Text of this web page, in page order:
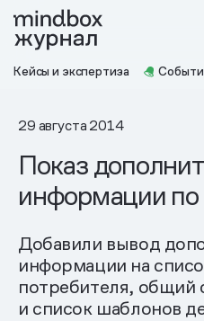
Кейсы и экспертиза
29 августа 2014
Показ
информации
Добавили вывод
информации на
потребителя, общий
и список шаблонов